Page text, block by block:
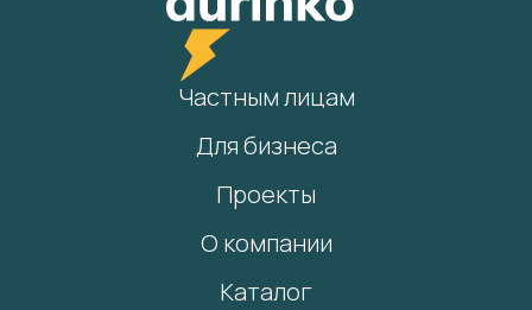
Частным лицам
Для бизнеса
Проекты
О компании
Каталог